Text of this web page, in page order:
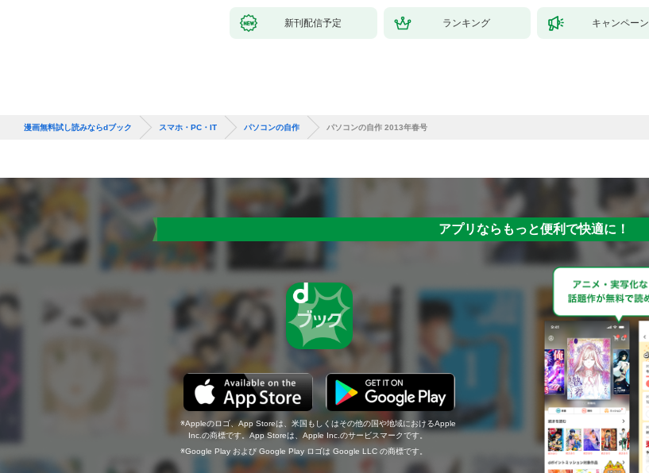
新刊配信予定 ランキング キャンペーン
漫画無料試し読みならdブック スマホ・PC・IT パソコンの自作 パソコンの自作 2013年春号
アプリならもっと便利で快適に！
Appleのロゴ、App Storeは、米国もしくはその他の国や地域におけるApple
Inc.の商標です。App Storeは、Apple Inc.のサービスマークです。
Google Play および Google Play ロゴは Google LLC の商標です。